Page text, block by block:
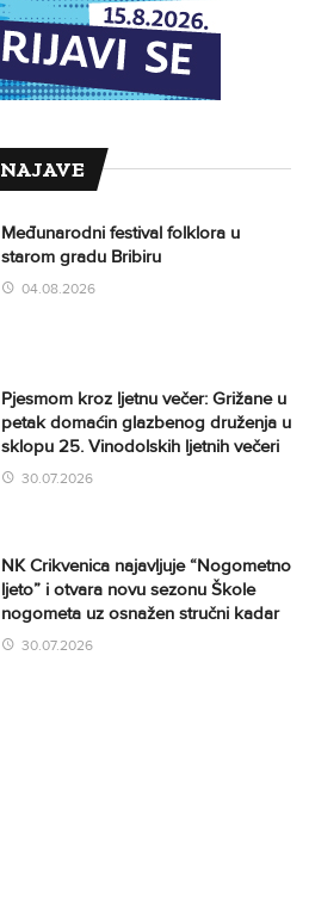
NAJAVE
Međunarodni festival folklora u
starom gradu Bribiru
04.08.2026
Pjesmom kroz ljetnu večer: Grižane u
petak domaćin glazbenog druženja u
sklopu 25. Vinodolskih ljetnih večeri
30.07.2026
NK Crikvenica najavljuje “Nogometno
ljeto” i otvara novu sezonu Škole
nogometa uz osnažen stručni kadar
30.07.2026